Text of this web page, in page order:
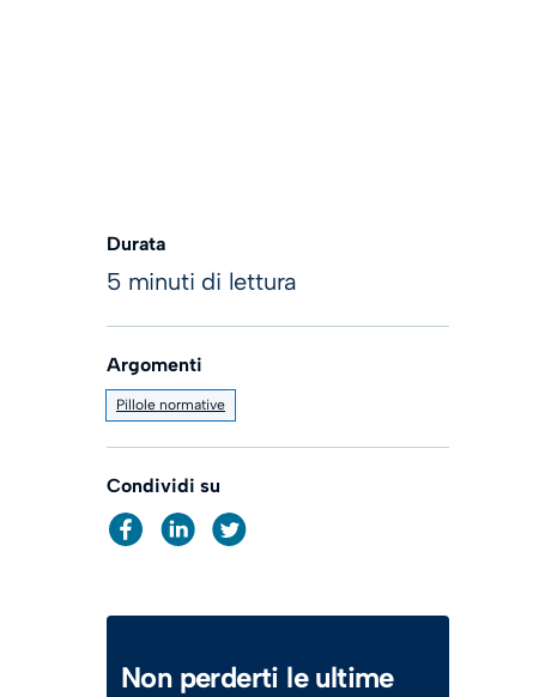
Durata
5 minuti di lettura
Argomenti
Pillole normative
Condividi su
Non perderti le ultime